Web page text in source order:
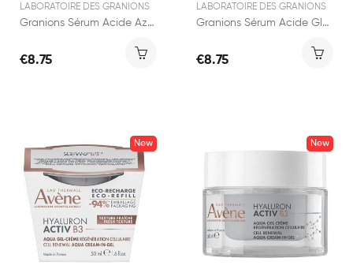
LABORATOIRE DES GRANIONS
Granions Sérum Acide Azelaïque 12% 30ml
€8.75
LABORATOIRE DES GRANIONS
Granions Sérum Acide Glycolique 12% 30ml
€8.75
New New